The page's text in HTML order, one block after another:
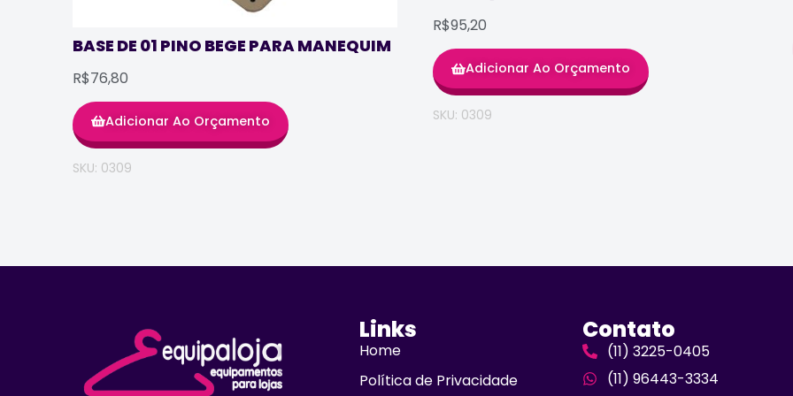
BASE DE 01 PINO BEGE PARA MANEQUIM
R$76,80
Adicionar Ao Orçamento
SKU: 0309
R$95,20
Adicionar Ao Orçamento
SKU: 0309
Links
Home
Política de Privacidade
Contato
(11) 3225-0405
(11) 96443-3334